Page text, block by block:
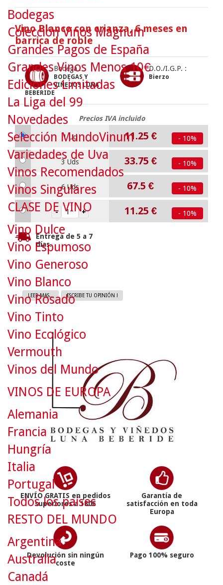
Vino Blanco con crianza, 6 meses en
barrica de roble
Bodega :
BODEGAS Y
VIÑEDOS LUNA
BEBERIDE
D.O./I.G.P. :
Bierzo
Precios IVA incluido
1 Ud 11.25 € - 10%
3 Uds 33.75 € - 10%
6 Uds 67.5 € - 10%
11.25 € - 10%
Entrega de 5 a 7
días.
LEER MAS... ESCRIBE TU OPINIÓN !
ENVÍO GRATIS en pedidos
superiores a 180€
Garantía de
satisfacción en toda
Europa
Devolución sin ningún
coste
Pago 100% seguro
Bodegas
Colección Vinos Mágnum
Grandes Pagos de España
Grandes Vinos Menos 10€
Ediciones Limitadas
La Liga del 99
Novedades
Selección MundoVinum
Variedades de Uva
Vinos Recomendados
Vinos Singulares
CLASE DE VINO
Vino Dulce
Vino Espumoso
Vino Generoso
Vino Blanco
Vino Rosado
Vino Tinto
Vino Ecológico
Vermouth
Vinos del Mundo
VINOS DE EUROPA
Alemania
Francia
Hungría
Italia
Portugal
Todos los países
RESTO DEL MUNDO
Argentina
Australia
Canadá